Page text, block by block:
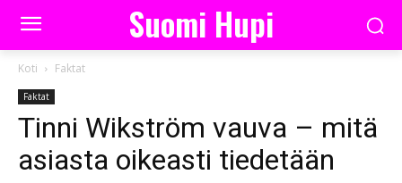
Suomi Hupi
Koti Faktat
Faktat
Tinni Wikström vauva – mitä
asiasta oikeasti tiedetään